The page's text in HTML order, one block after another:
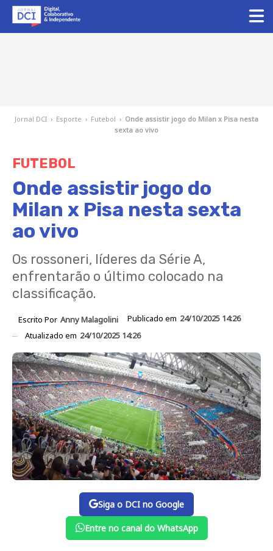
Jornal DCI › Esporte › Futebol › Onde assistir jogo do Milan x Pisa nesta
sexta ao vivo
FUTEBOL
Onde assistir jogo do
Milan x Pisa nesta sexta
ao vivo
Os rossoneri, líderes da Série A,
enfrentarão o último colocado na
classificação.
Escrito Por Anny Malagolini Publicado em 24/10/2025 14:26
Atualizado em 24/10/2025 14:26
Siga o DCI no Google
Entre no canal do WhatsApp